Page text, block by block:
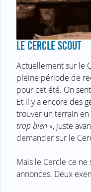
LE CERCLE SCOUT
Actuellement sur le
pleine période de
pour cet été. On
Et il y a encore des
trouver un terrain en
trop bien », juste
demander sur le
Mais le Cercle ce
annonces. Deux